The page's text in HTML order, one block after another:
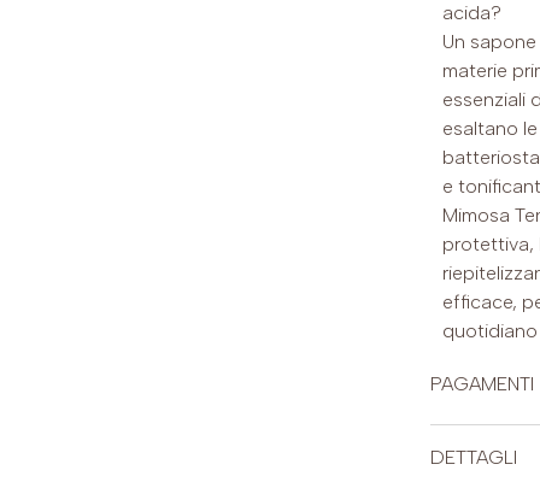
acida?
Un
materie
essenziali
esaltano
e
Mimosa
protettiva,
efficace,
PAGAMENTI
CARTE DI
DETTAGLI